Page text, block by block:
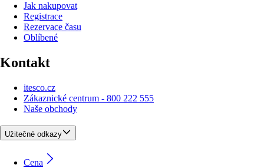
Jak nakupovat
Registrace
Rezervace času
Oblíbené
Kontakt
itesco.cz
Zákaznické centrum - 800 222 555
Naše obchody
Užitečné odkazy
Cena